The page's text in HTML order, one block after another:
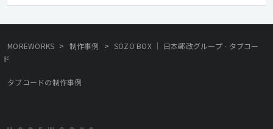
MOREWORKS > 制作事例 > SOZO BOX │ 日本郵政グループ - タブコー
ド
タブコードの制作事例